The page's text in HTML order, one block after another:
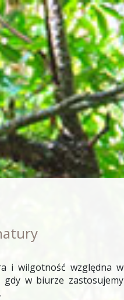
i wilgotność względna w
w biurze zastosujemy